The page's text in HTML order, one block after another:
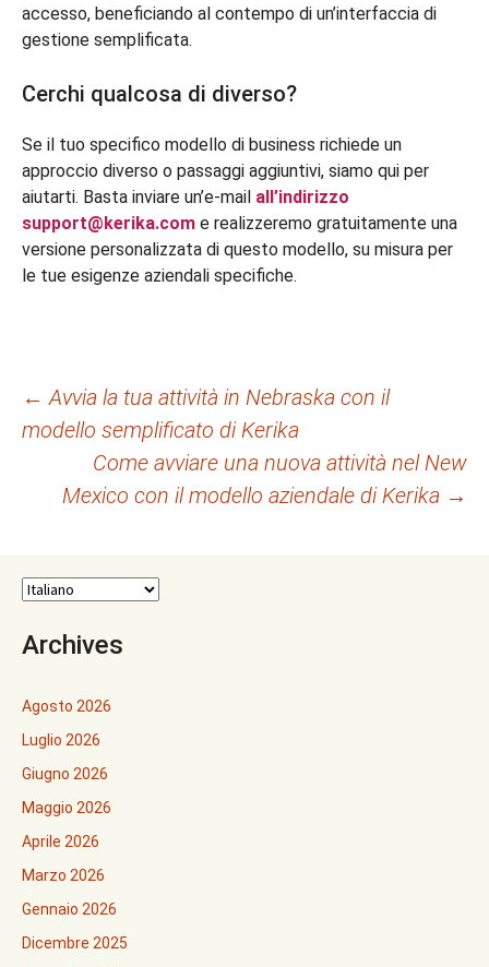
accesso, beneficiando al contempo di un’interfaccia di
gestione semplificata.
Cerchi qualcosa di diverso?
Se il tuo specifico modello di business richiede un
approccio diverso o passaggi aggiuntivi, siamo qui per
aiutarti. Basta inviare un’e-mail all’indirizzo
support@kerika.com e realizzeremo gratuitamente una
versione personalizzata di questo modello, su misura per
le tue esigenze aziendali specifiche.
Navigazione
articolo
← Avvia la tua attività in Nebraska con il
modello semplificato di Kerika
Come avviare una nuova attività nel New
Mexico con il modello aziendale di Kerika →
Archives
Agosto 2026
Luglio 2026
Giugno 2026
Maggio 2026
Aprile 2026
Marzo 2026
Gennaio 2026
Dicembre 2025